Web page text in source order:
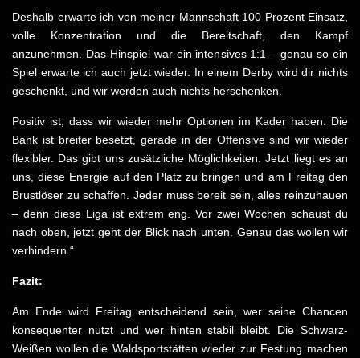
Deshalb erwarte ich von meiner Mannschaft 100 Prozent Einsatz,
volle Konzentration und die Bereitschaft, den Kampf
anzunehmen. Das Hinspiel war ein intensives 1:1 – genau so ein
Spiel erwarte ich auch jetzt wieder. In einem Derby wird dir nichts
geschenkt, und wir werden auch nichts herschenken.
Positiv ist, dass wir wieder mehr Optionen im Kader haben. Die
Bank ist breiter besetzt, gerade in der Offensive sind wir wieder
flexibler. Das gibt uns zusätzliche Möglichkeiten. Jetzt liegt es an
uns, diese Energie auf den Platz zu bringen und am Freitag den
Brustlöser zu schaffen. Jeder muss bereit sein, alles reinzuhauen
– denn diese Liga ist extrem eng. Vor zwei Wochen schaust du
nach oben, jetzt geht der Blick nach unten. Genau das wollen wir
verhindern.“
Fazit:
Am Ende wird Freitag entscheidend sein, wer seine Chancen
konsequenter nutzt und wer hinten stabil bleibt. Die Schwarz-
Weißen wollen die Waldsportstätten wieder zur Festung machen